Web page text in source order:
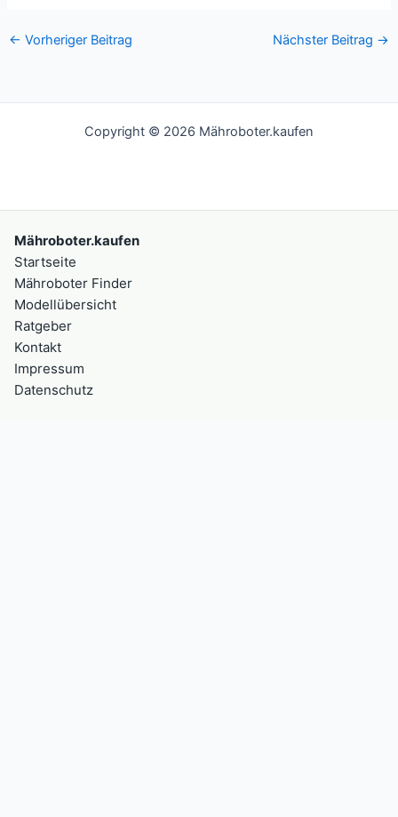
← Vorheriger Beitrag Nächster Beitrag →
Copyright © 2026 Mähroboter.kaufen
Mähroboter.kaufen
Startseite
Mähroboter Finder
Modellübersicht
Ratgeber
Kontakt
Impressum
Datenschutz